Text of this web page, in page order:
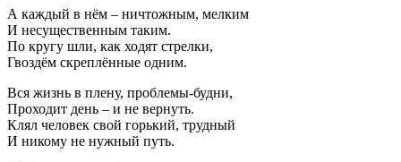
А каждый в нём – ничтожным, мелким
И несущественным таким.
По кругу шли, как ходят стрелки,
Гвоздём скреплённые одним.
Вся жизнь в плену, проблемы-будни,
Проходит день – и не вернуть.
Клял человек свой горький, трудный
И никому не нужный путь.